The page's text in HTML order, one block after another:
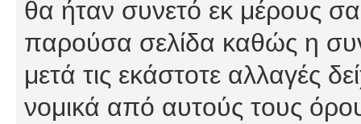
θα ήταν συνετό εκ μέρους
παρούσα σελίδα καθώς η
μετά τις εκάστοτε αλλαγές
νομικά από αυτούς τους